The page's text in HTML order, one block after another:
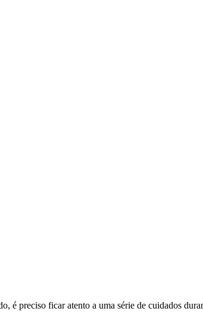
é preciso ficar atento a uma série de cuidados